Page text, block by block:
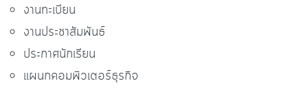
งานทะเบียน
งานประชาสัมพันธ์
ประกาศนักเรียน
แผนกคอมพิวเตอร์ธุรกิจ